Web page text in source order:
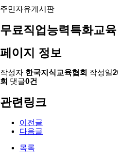
주민자유게시판
무료직업능력특화교육
페이지 정보
작성자 한국지식교육협회 작성일
회 댓글0건
관련링크
이전글
다음글
목록